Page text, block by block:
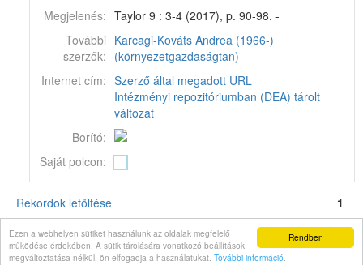
Rendben
Ezen a webhelyen sütiket használunk az oldalak megfelelő
működése érdekében. A sütik tárolására vonatkozó beállítások
megváltoztatása nélkül, ön elfogadja a használatukat. További információ.
Megjelenés: Taylor 9 : 3-4 (2017), p. 90-98. -
További
szerzők:
Karcagi-Kováts Andrea (1966-)
(környezetgazdaságtan)
Internet cím: Szerző által megadott URL
Intézményi repozitóriumban (DEA) tárolt
változat
Borító:
Saját polcon:
Rekordok letöltése 1
Monguz kft.Minden jog
fenntartva.